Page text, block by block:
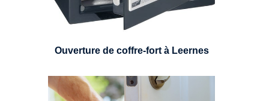
Ouverture de coffre-fort à Leernes
Un serrurier sera en mesure de